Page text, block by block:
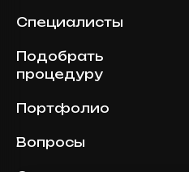
Специалисты
Подобрать
процедуру
Портфолио
Вопросы